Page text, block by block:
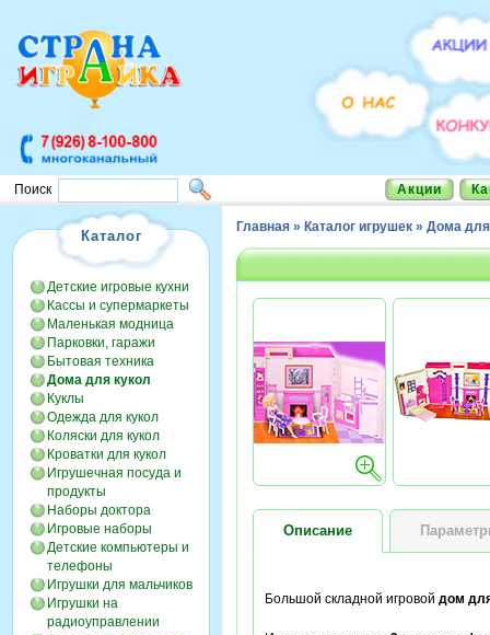
Поиск Акции
Каталог
Детские игровые кухни
Кассы и супермаркеты
Маленькая модница
Парковки, гаражи
Бытовая техника
Дома для кукол
Куклы
Одежда для кукол
Коляски для кукол
Кроватки для кукол
Игрушечная посуда и
продукты
Наборы доктора
Игровые наборы
Детские компьютеры и
телефоны
Игрушки для мальчиков
Игрушки на
радиоуправлении
Главная » Каталог игрушек » Дома для
Описание
Большой складной игровой дом